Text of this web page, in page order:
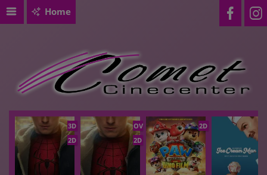
Home
3D
2D
OV
2D
2D